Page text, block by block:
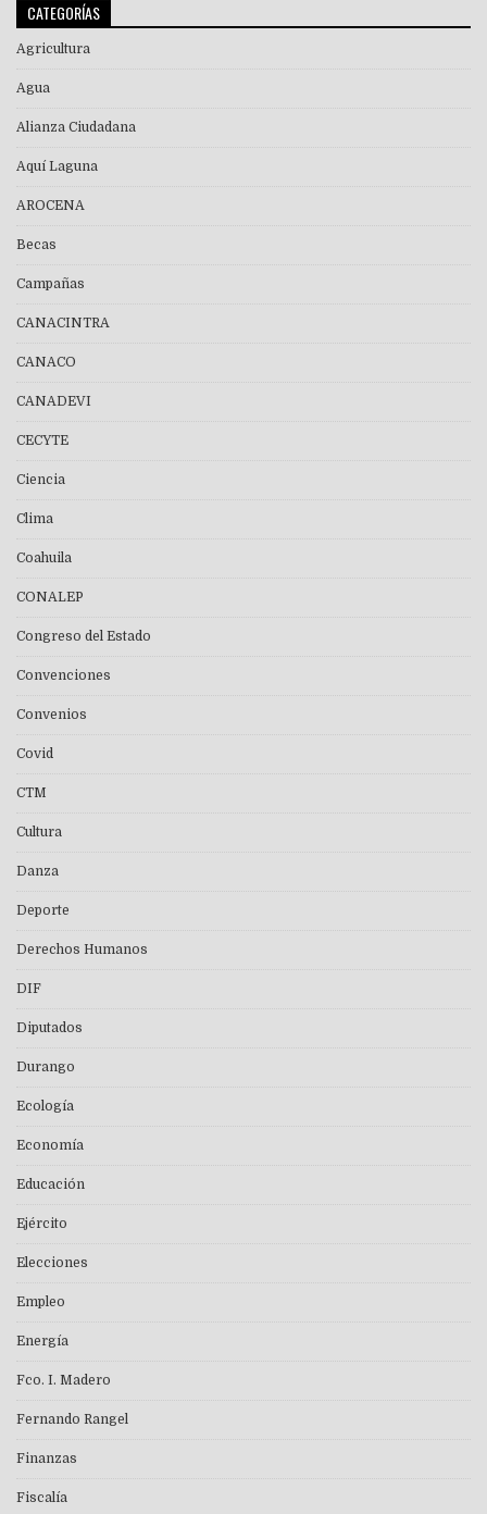
CATEGORÍAS
Agricultura
Agua
Alianza Ciudadana
Aquí Laguna
AROCENA
Becas
Campañas
CANACINTRA
CANACO
CANADEVI
CECYTE
Ciencia
Clima
Coahuila
CONALEP
Congreso del Estado
Convenciones
Convenios
Covid
CTM
Cultura
Danza
Deporte
Derechos Humanos
DIF
Diputados
Durango
Ecología
Economía
Educación
Ejército
Elecciones
Empleo
Energía
Fco. I. Madero
Fernando Rangel
Finanzas
Fiscalía